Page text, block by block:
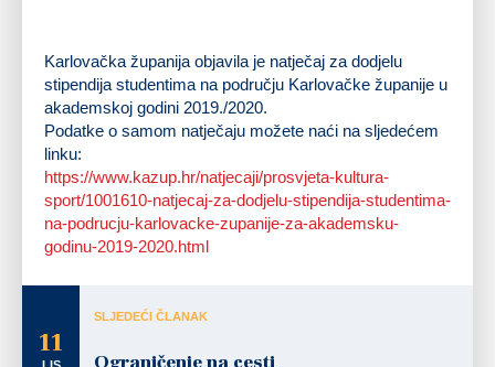
Karlovačka županija objavila je natječaj za dodjelu
stipendija studentima na području Karlovačke županije u
akademskoj godini 2019./2020.
Podatke o samom natječaju možete naći na sljedećem
linku:
https://www.kazup.hr/natjecaji/prosvjeta-kultura-
sport/1001610-natjecaj-za-dodjelu-stipendija-studentima-
na-podrucju-karlovacke-zupanije-za-akademsku-
godinu-2019-2020.html
11
SLJEDEĆI ČLANAK